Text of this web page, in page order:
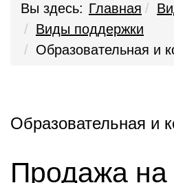
Вы здесь: Главная
Виды поддержки
Образовательная и
Образовательная и
Продажа на